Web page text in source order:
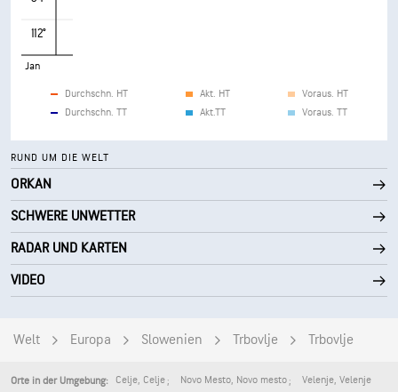
112°
Jan
Durchschn. HT
Durchschn. TT
Akt. HT
Akt.TT
Voraus. HT
Voraus. TT
RUND UM DIE WELT
ORKAN
SCHWERE UNWETTER
RADAR UND KARTEN
VIDEO
Welt Europa Slowenien Trbovlje Trbovlje
Orte in der Umgebung: Celje, Celje Novo Mesto, Novo mesto Velenje, Velenje